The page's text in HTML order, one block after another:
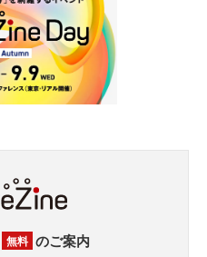
無料 のご案内